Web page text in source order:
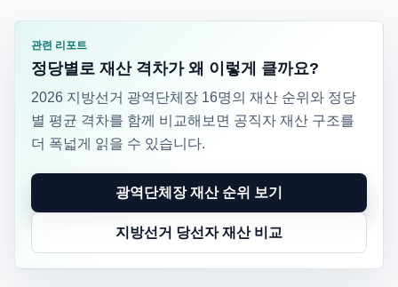
관련 리포트
정당별로 재산 격차가 왜 이렇게 클까요?
2026 지방선거 광역단체장 16명의 재산 순위와 정당
별 평균 격차를 함께 비교해보면 공직자 재산 구조를
더 폭넓게 읽을 수 있습니다.
광역단체장 재산 순위 보기
지방선거 당선자 재산 비교